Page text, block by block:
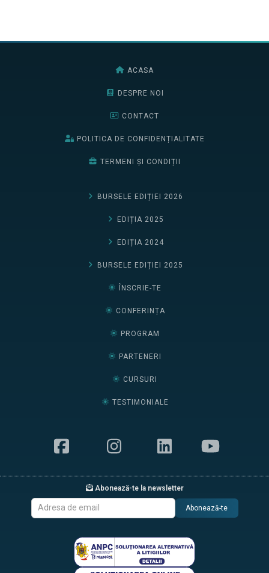
ACASA
DESPRE NOI
CONTACT
POLITICA DE CONFIDENȚIALITATE
TERMENI ȘI CONDIȚII
BURSELE EDIȚIEI 2026
EDIȚIA 2025
EDIȚIA 2024
BURSELE EDIȚIEI 2025
ÎNSCRIE-TE
CONFERINȚA
PROGRAM
PARTENERI
CURSURI
TESTIMONIALE
Abonează-te la newsletter
Abonează-te